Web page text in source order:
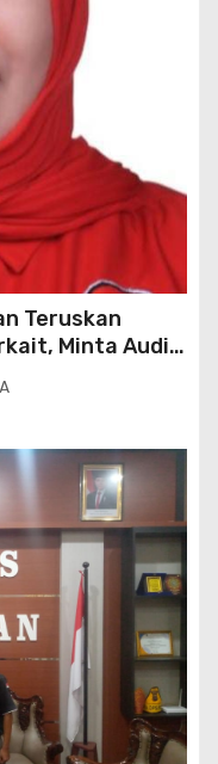
Teruskan
Minta Audit
Di Desa Budi